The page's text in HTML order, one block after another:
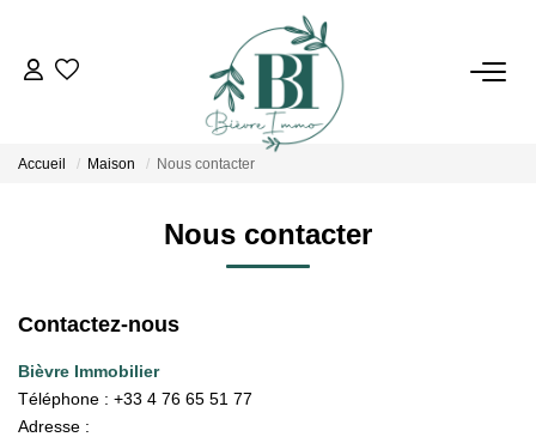
ACHETER
VENDRE
L'AGENCE
Accueil Maison Nous contacter
Nous contacter
Contactez-nous
Bièvre Immobilier
Téléphone : +33 4 76 65 51 77
Adresse :